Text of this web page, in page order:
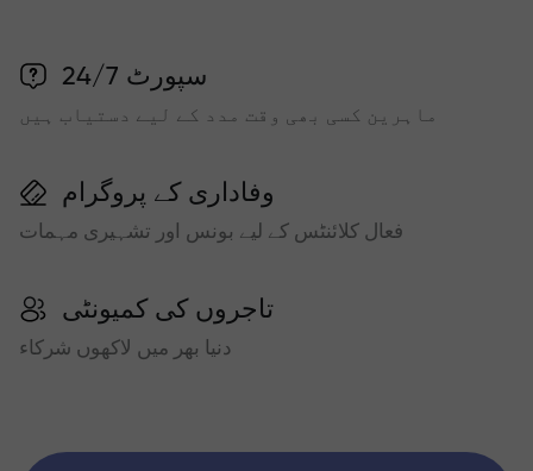
سپورٹ 24/7
ماہرین کسی بھی وقت مدد کے لیے دستیاب ہیں
وفاداری کے پروگرام
فعال کلائنٹس کے لیے بونس اور تشہیری مہمات
تاجروں کی کمیونٹی
دنیا بھر میں لاکھوں شرکاء